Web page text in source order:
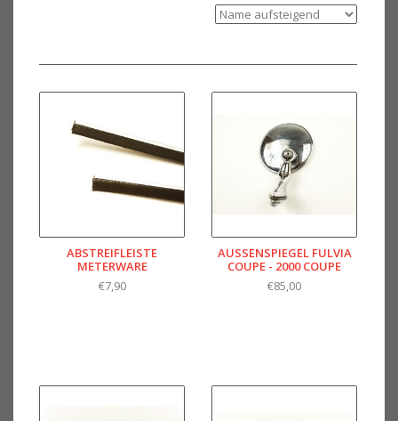
ABSTREIFLEISTE
METERWARE
€7,90
AUSSENSPIEGEL FULVIA
COUPE - 2000 COUPE
€85,00